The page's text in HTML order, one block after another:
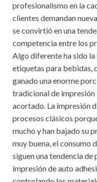
profesionalismo en la
clientes demandan
se convirtió en una
competencia entre los
Algo diferente ha sido la
etiquetas para bebidas,
ganado una enorme
tradicional de impresión
acortado. La impresión
procesos clásicos
mucho y han bajado su
muy buena, el consumo
siguen una tendencia de
impresión de auto